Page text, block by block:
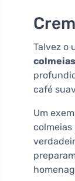
Talvez o
café
Um
colmeias